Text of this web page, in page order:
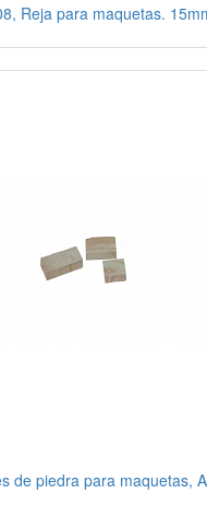
Reja para maquetas.
de piedra para maquetas,